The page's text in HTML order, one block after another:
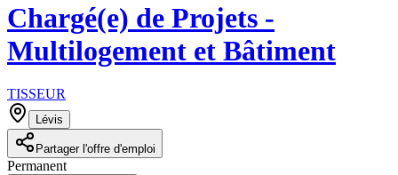
Chargé(e) de Projets -
Multilogement et Bâtiment
TISSEUR
Lévis
Partager l'offre d'emploi
Permanent